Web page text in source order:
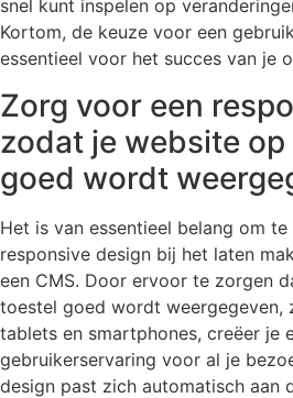
snel kunt inspelen op
Kortom, de keuze voor een
essentieel voor het succes van je
Zorg voor een
zodat je website
goed wordt
Het is van essentieel belang om
responsive design bij het laten
een CMS. Door ervoor te zorgen
toestel goed wordt weergegeven,
tablets en smartphones, creëer je
gebruikerservaring voor al je
design past zich automatisch aan